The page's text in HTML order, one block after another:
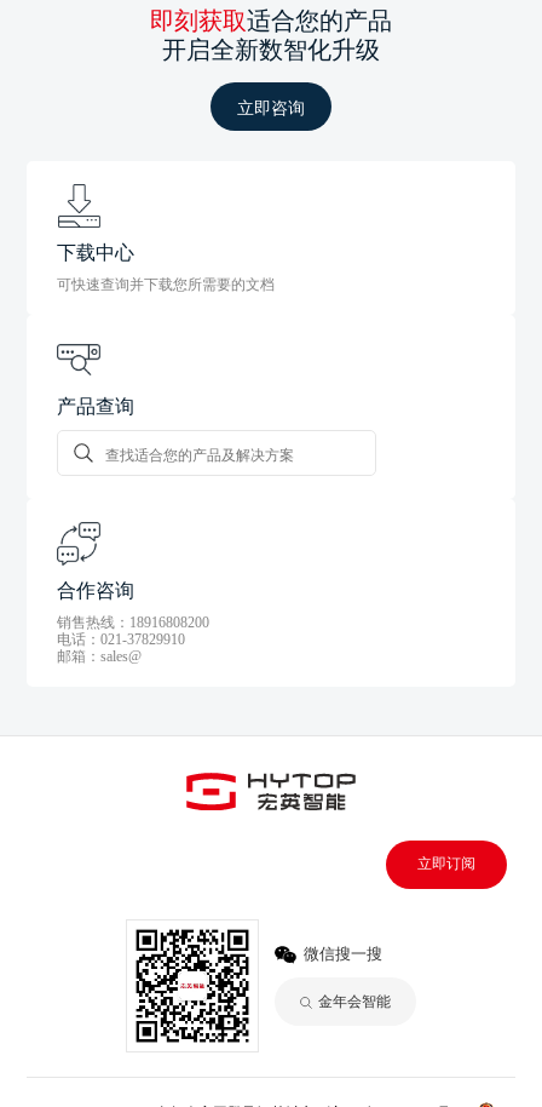
即刻获取适合您的产品
开启全新数智化升级
立即咨询
下载中心
可快速查询并下载您所需要的文档
产品查询
合作咨询
销售热线：18916808200
电话：021-37829910
邮箱：sales@
立即订阅
微信搜一搜
金年会智能